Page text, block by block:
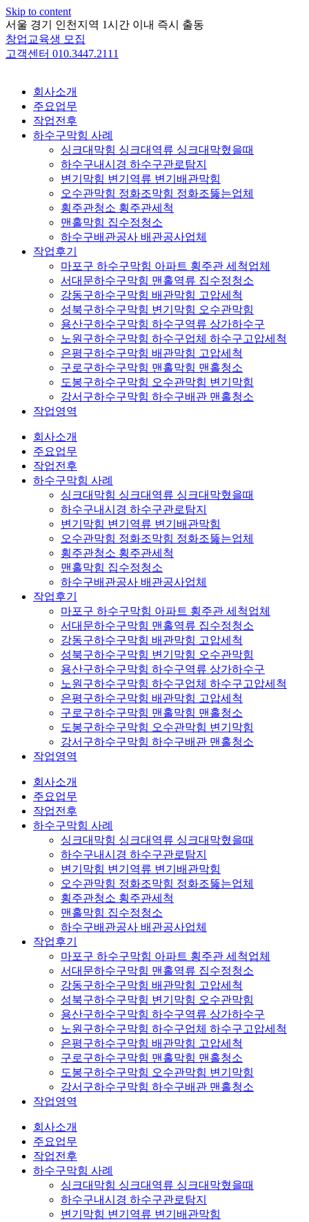
Skip to content
서울 경기 인천지역 1시간 이내 즉시 출동
창업교육생 모집
고객센터 010.3447.2111
회사소개
주요업무
작업전후
하수구막힘 사례
싱크대막힘 싱크대역류 싱크대막혔을때
하수구내시경 하수구관로탐지
변기막힘 변기역류 변기배관막힘
오수관막힘 정화조막힘 정화조뚫는업체
횡주관청소 횡주관세척
맨홀막힘 집수정청소
하수구배관공사 배관공사업체
작업후기
마포구 하수구막힘 아파트 횡주관 세척업체
서대문하수구막힘 맨홀역류 집수정청소
강동구하수구막힘 배관막힘 고압세척
성북구하수구막힘 변기막힘 오수관막힘
용산구하수구막힘 하수구역류 상가하수구
노원구하수구막힘 하수구업체 하수구고압세척
은평구하수구막힘 배관막힘 고압세척
구로구하수구막힘 맨홀막힘 맨홀청소
도봉구하수구막힘 오수관막힘 변기막힘
강서구하수구막힘 하수구배관 맨홀청소
작업영역
회사소개
주요업무
작업전후
하수구막힘 사례
싱크대막힘 싱크대역류 싱크대막혔을때
하수구내시경 하수구관로탐지
변기막힘 변기역류 변기배관막힘
오수관막힘 정화조막힘 정화조뚫는업체
횡주관청소 횡주관세척
맨홀막힘 집수정청소
하수구배관공사 배관공사업체
작업후기
마포구 하수구막힘 아파트 횡주관 세척업체
서대문하수구막힘 맨홀역류 집수정청소
강동구하수구막힘 배관막힘 고압세척
성북구하수구막힘 변기막힘 오수관막힘
용산구하수구막힘 하수구역류 상가하수구
노원구하수구막힘 하수구업체 하수구고압세척
은평구하수구막힘 배관막힘 고압세척
구로구하수구막힘 맨홀막힘 맨홀청소
도봉구하수구막힘 오수관막힘 변기막힘
강서구하수구막힘 하수구배관 맨홀청소
작업영역
회사소개
주요업무
작업전후
하수구막힘 사례
싱크대막힘 싱크대역류 싱크대막혔을때
하수구내시경 하수구관로탐지
변기막힘 변기역류 변기배관막힘
오수관막힘 정화조막힘 정화조뚫는업체
횡주관청소 횡주관세척
맨홀막힘 집수정청소
하수구배관공사 배관공사업체
작업후기
마포구 하수구막힘 아파트 횡주관 세척업체
서대문하수구막힘 맨홀역류 집수정청소
강동구하수구막힘 배관막힘 고압세척
성북구하수구막힘 변기막힘 오수관막힘
용산구하수구막힘 하수구역류 상가하수구
노원구하수구막힘 하수구업체 하수구고압세척
은평구하수구막힘 배관막힘 고압세척
구로구하수구막힘 맨홀막힘 맨홀청소
도봉구하수구막힘 오수관막힘 변기막힘
강서구하수구막힘 하수구배관 맨홀청소
작업영역
회사소개
주요업무
작업전후
하수구막힘 사례
싱크대막힘 싱크대역류 싱크대막혔을때
하수구내시경 하수구관로탐지
변기막힘 변기역류 변기배관막힘